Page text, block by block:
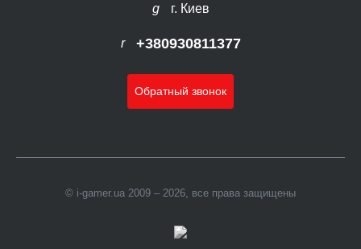
г. Киев
+380930811377
Обратный звонок
© i-gamer.ua 2009 – 2026, все права защищены